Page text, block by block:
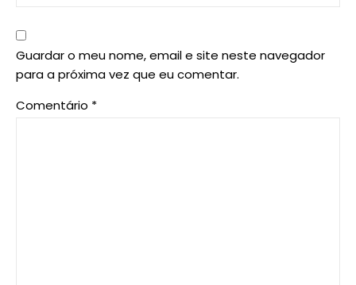
Guardar o meu nome, email e site neste navegador
para a próxima vez que eu comentar.
Comentário *